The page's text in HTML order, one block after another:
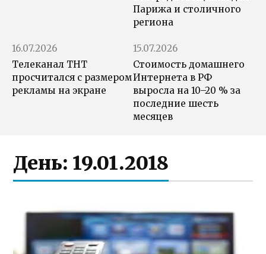
Парижа и столичного
региона
16.07.2026
Телеканал ТНТ
просчитался с размером
рекламы на экране
15.07.2026
Стоимость домашнего
Интернета в РФ
выросла на 10–20 % за
последние шесть
месяцев
День: 19.01.2018